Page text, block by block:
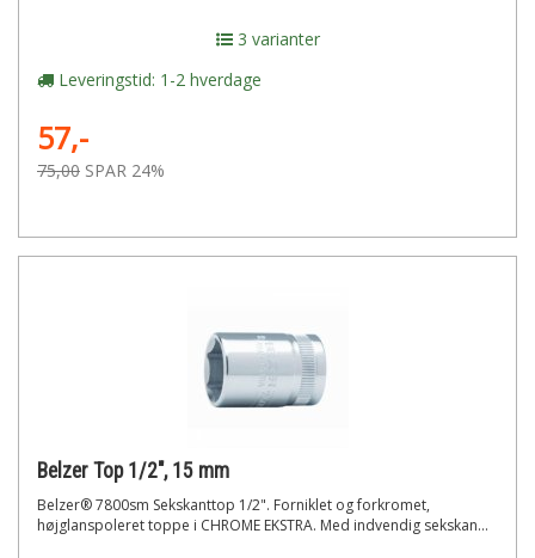
3 varianter
Leveringstid: 1-2 hverdage
57,-
75,00 SPAR 24%
Belzer Top 1/2", 15 mm
Belzer® 7800sm Sekskanttop 1/2". Forniklet og forkromet,
højglanspoleret toppe i CHROME EKSTRA. Med indvendig sekskan...